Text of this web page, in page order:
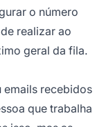
o número
realizar ao
geral da fila.
emails recebidos
que trabalha